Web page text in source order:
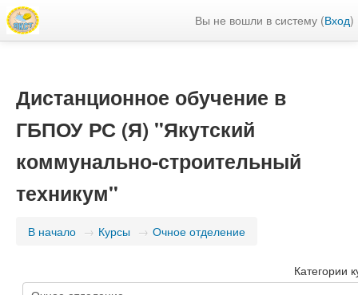
Вы не вошли в систему (Вход)
Дистанционное обучение в
ГБПОУ РС (Я) "Якутский
коммунально-строительный
техникум"
В начало → Курсы → Очное отделение
Категории